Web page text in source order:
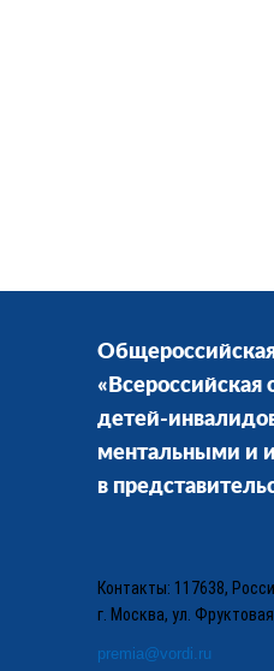
«Всероссийская
детей-
ментальными и
в
Контакты: 117638,
г. Москва, ул.
premia@vordi.ru